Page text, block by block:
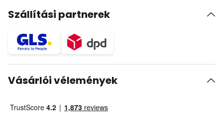
Szállítási partnerek
Vásárlói vélemények